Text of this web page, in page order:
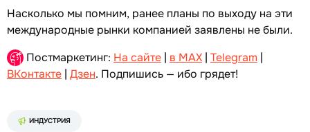
Насколько мы помним, ранее планы по выходу на эти
международные рынки компанией заявлены не были.
Постмаркетинг: На сайте | в MAX | Telegram |
ВКонтакте | Дзен. Подпишись — ибо грядет!
ИНДУСТРИЯ